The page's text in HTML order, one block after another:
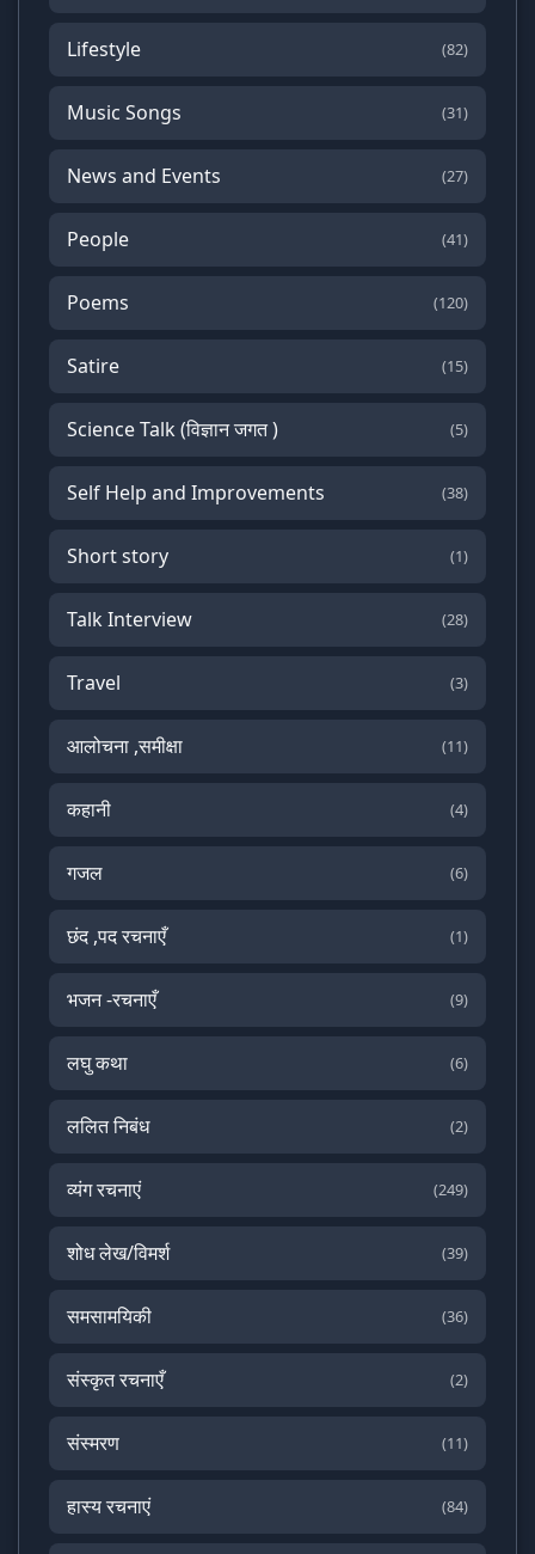
Lifestyle (82)
Music Songs (31)
News and Events (27)
People (41)
Poems (120)
Satire (15)
Science Talk (विज्ञान जगत ) (5)
Self Help and Improvements (38)
Short story (1)
Talk Interview (28)
Travel (3)
आलोचना ,समीक्षा (11)
कहानी (4)
गजल (6)
छंद ,पद रचनाएँ (1)
भजन -रचनाएँ (9)
लघु कथा (6)
ललित निबंध (2)
व्यंग रचनाएं (249)
शोध लेख/विमर्श (39)
समसामयिकी (36)
संस्कृत रचनाएँ (2)
संस्मरण (11)
हास्य रचनाएं (84)